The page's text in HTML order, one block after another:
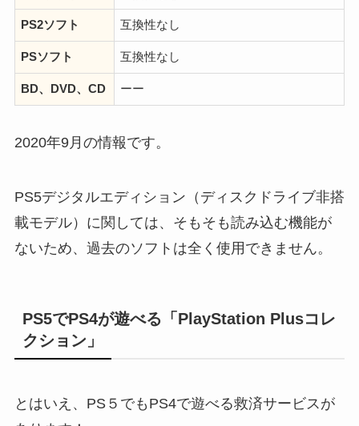
PS2ソフト 互換性なし
PSソフト 互換性なし
BD、DVD、CD ーー
2020年9月の情報です。
PS5デジタルエディション（ディスクドライブ非搭
載モデル）に関しては、そもそも読み込む機能が
ないため、過去のソフトは全く使用できません。
PS5でPS4が遊べる「PlayStation Plusコレ
クション」
とはいえ、PS５でもPS4で遊べる救済サービスが